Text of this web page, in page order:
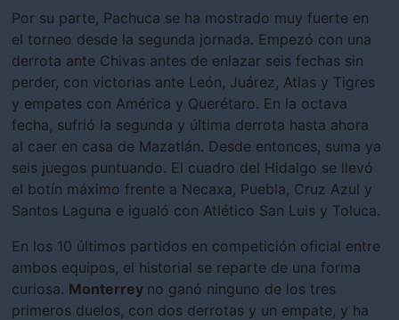
Por su parte, Pachuca se ha mostrado muy fuerte en
el torneo desde la segunda jornada. Empezó con una
derrota ante Chivas antes de enlazar seis fechas sin
perder, con victorias ante León, Juárez, Atlas y Tigres
y empates con América y Querétaro. En la octava
fecha, sufrió la segunda y última derrota hasta ahora
al caer en casa de Mazatlán. Desde entonces, suma ya
seis juegos puntuando. El cuadro del Hidalgo se llevó
el botín máximo frente a Necaxa, Puebla, Cruz Azul y
Santos Laguna e igualó con Atlético San Luis y Toluca.
En los 10 últimos partidos en competición oficial entre
ambos equipos, el historial se reparte de una forma
curiosa. Monterrey no ganó ninguno de los tres
primeros duelos, con dos derrotas y un empate, y ha